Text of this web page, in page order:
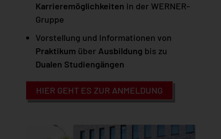
Karrieremöglichkeiten in der WERNER-
Gruppe
Vorstellung und Informationen von
Praktikum über Ausbildung bis zu
Dualen Studiengängen
HIER GEHT ES ZUR ANMELDUNG